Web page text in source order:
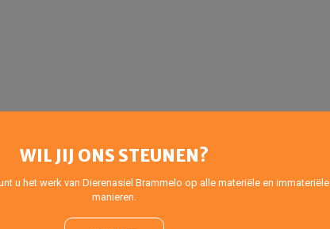
WIL JIJ ONS STEUNEN?
u het werk van Dierenasiel Brammelo op alle materiële en immateriële
manieren.